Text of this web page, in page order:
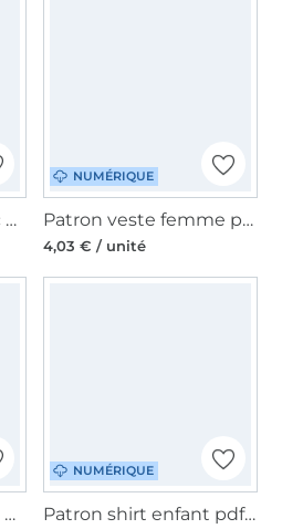
Patron phonebag sac pdf Unikat Billie, en allemand
NUMÉRIQUE
Patron veste femme pdf Emilia Malomi, en français
4,03 € / unité
Patron etui pdf Pässe Karli Unikati, en allemand
NUMÉRIQUE
Patron shirt enfant pdf Seattle Meine Herzenswelt, en allemand